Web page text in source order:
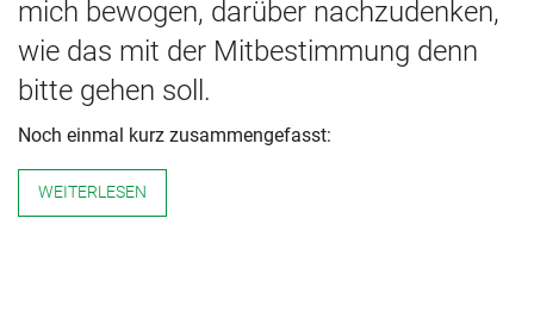
mich bewogen, darüber nachzudenken,
wie das mit der Mitbestimmung denn
bitte gehen soll.
Noch einmal kurz zusammengefasst:
WEITERLESEN